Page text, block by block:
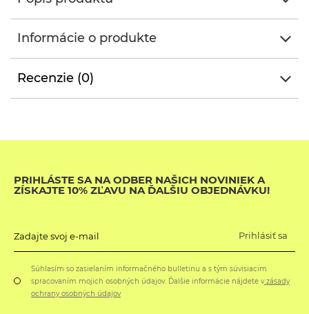
Informácie o produkte
Recenzie (0)
PRIHLÁSTE SA NA ODBER NAŠICH NOVINIEK A
ZÍSKAJTE 10% ZĽAVU NA ĎALŠIU OBJEDNÁVKU!
Zadajte svoj e-mail Prihlásiť sa
Súhlasím so zasielaním informačného bulletinu a s tým súvisiacim
spracovaním mojich osobných údajov. Ďalšie informácie nájdete vzásady
ochrany osobných údajov